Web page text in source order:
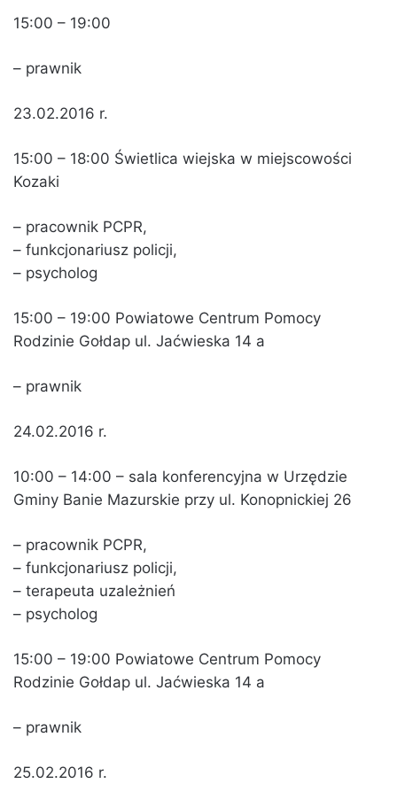
15:00 – 19:00
– prawnik
23.02.2016 r.
15:00 – 18:00 Świetlica wiejska w miejscowości
Kozaki
– pracownik PCPR,
– funkcjonariusz policji,
– psycholog
15:00 – 19:00 Powiatowe Centrum Pomocy
Rodzinie Gołdap ul. Jaćwieska 14 a
– prawnik
24.02.2016 r.
10:00 – 14:00 – sala konferencyjna w Urzędzie
Gminy Banie Mazurskie przy ul. Konopnickiej 26
– pracownik PCPR,
– funkcjonariusz policji,
– terapeuta uzależnień
– psycholog
15:00 – 19:00 Powiatowe Centrum Pomocy
Rodzinie Gołdap ul. Jaćwieska 14 a
– prawnik
25.02.2016 r.